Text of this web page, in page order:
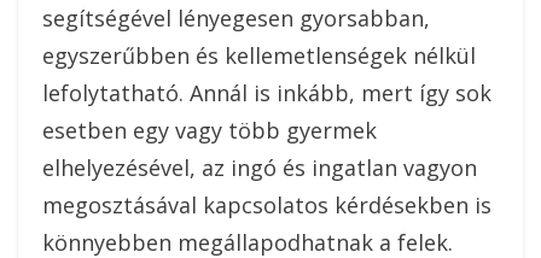
segítségével lényegesen gyorsabban,
egyszerűbben és kellemetlenségek nélkül
lefolytatható. Annál is inkább, mert így sok
esetben egy vagy több gyermek
elhelyezésével, az ingó és ingatlan vagyon
megosztásával kapcsolatos kérdésekben is
könnyebben megállapodhatnak a felek.